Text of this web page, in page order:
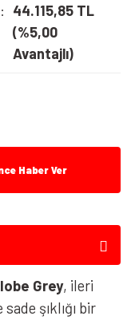
44.115,85 TL
(%5,00
Avantajlı)
Haber Ver
Grey, ileri
şıklığı bir